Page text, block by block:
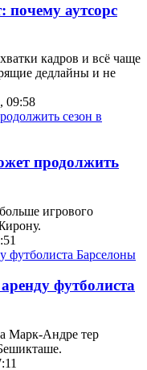
аутсорс
кадров и всё чаще
дедлайны и не
09:58
продолжить
игрового
футболиста
Марк-Андре тер